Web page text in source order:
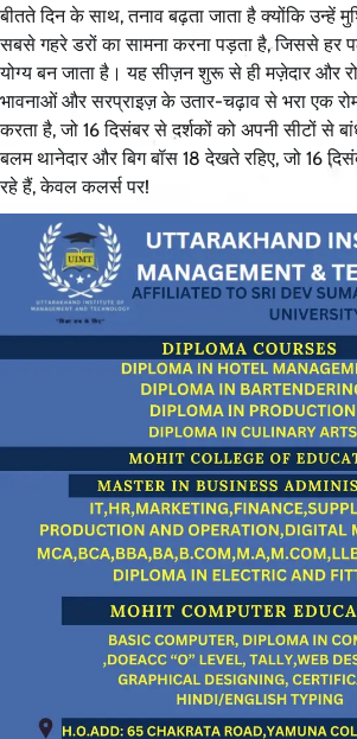
बीतते दिन के साथ, तनाव बढ़ता जाता है क्योंकि उन्हें
सबसे गहरे डरों का सामना करना पड़ता है, जिससे हर
योग्य बन जाता है। यह सीज़न शुरू से ही मज़ेदार और
भावनाओं और सरप्राइज़ के उतार-चढ़ाव से भरा एक
करता है, जो 16 दिसंबर से दर्शकों को अपनी सीटों से
बलम थानेदार और बिग बॉस 18 देखते रहिए, जो 16
रहे हैं, केवल कलर्स पर!